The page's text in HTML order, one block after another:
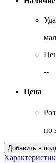
--
Цена
по